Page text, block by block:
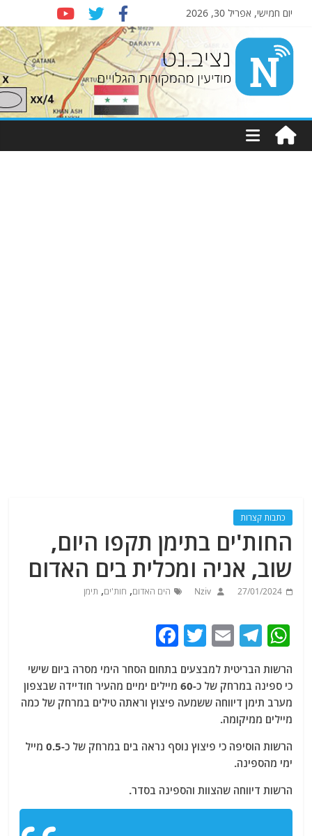
יום חמישי, אפריל 30, 2026
Nziv.net
מודיעין
מהמקורות
כתבות קצרות
החות'ים בתימן תקפו היום,
שוב, אניה ומכלית בים האדום
27/01/2024
Nziv הים האדום, חות'ים, תימן
W
at
s
A
p
p
T
e
g
ra
m
E
ai
l
T
itt
er
c
e
o
k
הרשות הבריטית למבצעים בתחום הסחר הימי מסרה ביום שישי
כי ספינה במרחק של כ-60 מיילים ימיים מהעיר חודיידה שבצפון
מערב תימן דיווחה ששמעה פיצוץ וראתה טילים במרחק של כמה
מיילים ממיקומה.
הרשות הוסיפה כי פיצוץ נוסף נראה בים במרחק של כ-0.5 מייל
ימי מהספינה.
הרשות דיווחה שהצוות והספינה בסדר.